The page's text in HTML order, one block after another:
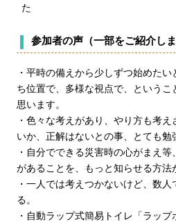
参加者の声（一部をご紹介しま
・平時の備えから少しずつ始めた
ち位置で、多様な視点で、というこ
思います。
・色々な考えがあり、やり方も考
いか、正解はないとの事、とても勉
・自分でできる災害時の心がまえ
があることを、もっと知らせる方法
・一人では考えつかないけど、数
る。
・自動ラップ式簡易トイレ「ラッ